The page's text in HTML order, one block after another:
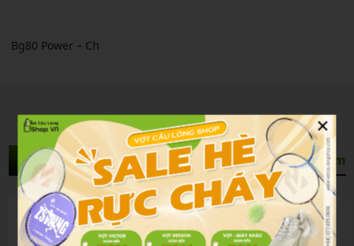
Bg80 Power – Ch
Sản Phẩm Liên Quan Xem thêm
×